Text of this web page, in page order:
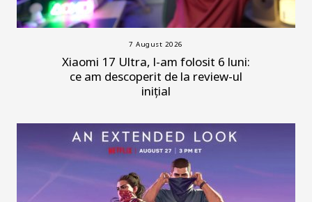
7 August 2026
Xiaomi 17 Ultra, l-am folosit 6 luni:
ce am descoperit de la review-ul
inițial